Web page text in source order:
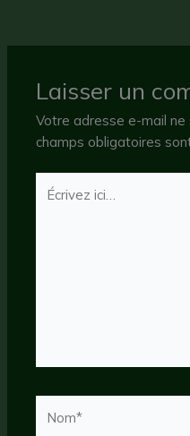
Laisser un
Votre adresse e-mail ne
champs obligatoires
Écrivez
ici…